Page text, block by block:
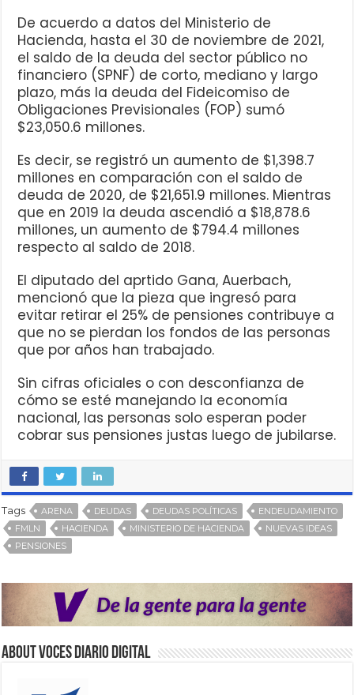
De acuerdo a datos del Ministerio de
Hacienda, hasta el 30 de noviembre de 2021,
el saldo de la deuda del sector público no
financiero (SPNF) de corto, mediano y largo
plazo, más la deuda del Fideicomiso de
Obligaciones Previsionales (FOP) sumó
$23,050.6 millones.
Es decir, se registró un aumento de $1,398.7
millones en comparación con el saldo de
deuda de 2020, de $21,651.9 millones. Mientras
que en 2019 la deuda ascendió a $18,878.6
millones, un aumento de $794.4 millones
respecto al saldo de 2018.
El diputado del aprtido Gana, Auerbach,
mencionó que la pieza que ingresó para
evitar retirar el 25% de pensiones contribuye a
que no se pierdan los fondos de las personas
que por años han trabajado.
Sin cifras oficiales o con desconfianza de
cómo se esté manejando la economía
nacional, las personas solo esperan poder
cobrar sus pensiones justas luego de jubilarse.
Tags ARENA DEUDAS DEUDAS POLÍTICAS
ENDEUDAMIENTO
FMLN
HACIENDA MINISTERIO DE HACIENDA
NUEVAS IDEAS
PENSIONES
About VOCES Diario digital